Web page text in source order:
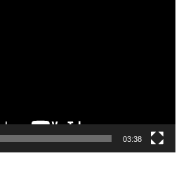
03:38